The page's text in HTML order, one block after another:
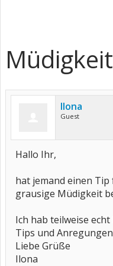
Müdigkeit
Ilona
Guest
Hallo Ihr,
hat jemand einen Tip
grausige Müdigkeit
Ich hab teilweise
Tips und
Liebe Grüße
Ilona